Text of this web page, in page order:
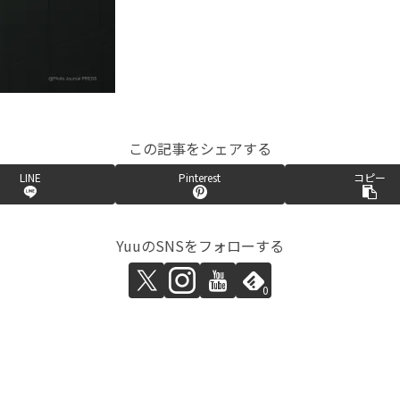
この記事をシェアする
LINE Pinterest コピー
YuuのSNSをフォローする
0